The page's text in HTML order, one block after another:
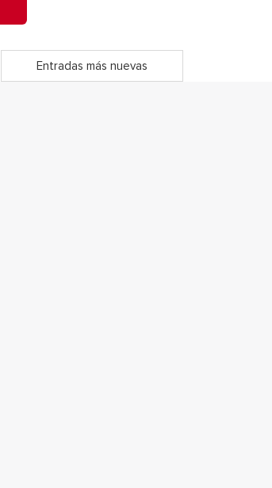
Entradas más nuevas